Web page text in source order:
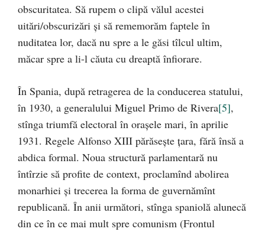
obscuritatea. Să rupem o clipă vălul acestei
uitări/obscurizări şi să rememorăm faptele în
nuditatea lor, dacă nu spre a le găsi tîlcul ultim,
măcar spre a li-l căuta cu dreaptă înfiorare.
În Spania, după retragerea de la conducerea statului,
în 1930, a generalului Miguel Primo de Rivera[5],
stînga triumfă electoral în oraşele mari, în aprilie
1931. Regele Alfonso XIII părăseşte ţara, fără însă a
abdica formal. Noua structură parlamentară nu
întîrzie să profite de context, proclamînd abolirea
monarhiei şi trecerea la forma de guvernămînt
republicană. În anii următori, stînga spaniolă alunecă
din ce în ce mai mult spre comunism (Frontul